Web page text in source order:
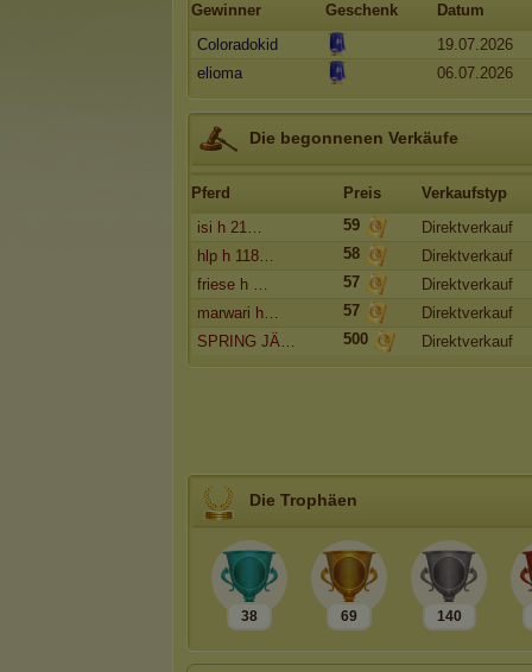
Gewinner Geschenk
Datum
Coloradokid
19.07.2026
elioma
06.07.2026
Die begonnenen Verkäufe
Pferd Preis
Verkaufstyp
isi h 21…
59
Direktverkauf
hlp h 118…
58
Direktverkauf
friese h …
57
Direktverkauf
marwari h…
57
Direktverkauf
SPRING JÄ…
500 Direktverkauf
Die Trophäen
38 69 140